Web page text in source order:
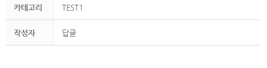
카테고리 TEST1
작성자 답글